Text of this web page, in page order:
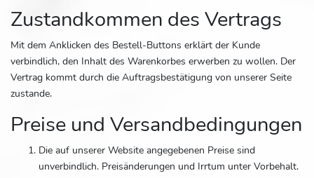
Zustandkommen des Vertrags
Mit dem Anklicken des Bestell-Buttons erklärt der Kunde
verbindlich, den Inhalt des Warenkorbes erwerben zu wollen. Der
Vertrag kommt durch die Auftragsbestätigung von unserer Seite
zustande.
Preise und Versandbedingungen
Die auf unserer Website angegebenen Preise sind
unverbindlich. Preisänderungen und Irrtum unter Vorbehalt.